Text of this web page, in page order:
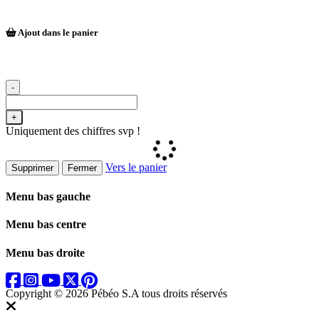
Ajout dans le panier
-
+
Uniquement des chiffres svp !
Supprimer Fermer Vers le panier
Menu bas gauche
Menu bas centre
Menu bas droite
Copyright © 2026 Pébéo S.A tous droits réservés